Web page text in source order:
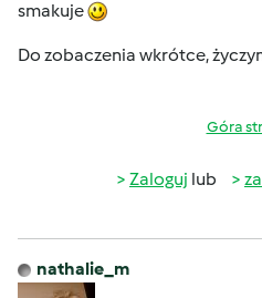
smakuje
Do zobaczenia wkrótce,
Góra
Zaloguj lub
nathalie_m